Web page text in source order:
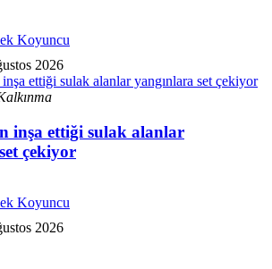
Koyuncu
2026
inşa ettiği sulak alanlar
çekiyor
Koyuncu
2026